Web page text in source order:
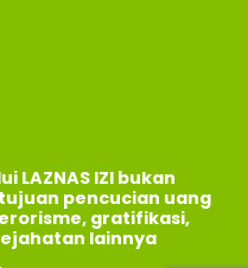
LAZNAS IZI bukan
pencucian uang
gratifikasi,
lainnya